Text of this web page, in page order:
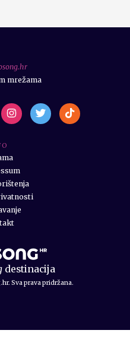
destinacija
Sva prava pridržana.
O
mrežama